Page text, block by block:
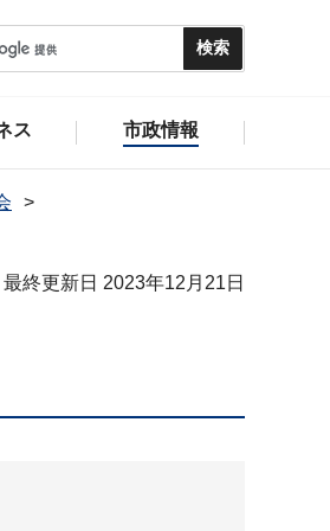
ス 市政情報
最終更新日 2023年12月21日